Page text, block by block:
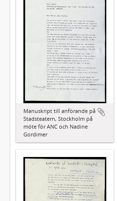
Manuskript till anförande på
Stadsteatern, Stockholm på
möte för ANC och Nadine
Gordimer